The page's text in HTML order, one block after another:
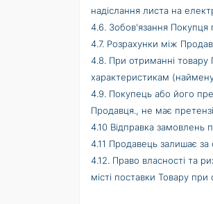
надіслання листа на
4.6. Зобов'язання
4.7. Розрахунки між
4.8. При отриманні товару
характеристикам
4.9. Покупець або його
Продавця., не має
4.10 Відправка замовлень
4.11 Продавець залишає
4.12. Право власності та
місті поставки Товару